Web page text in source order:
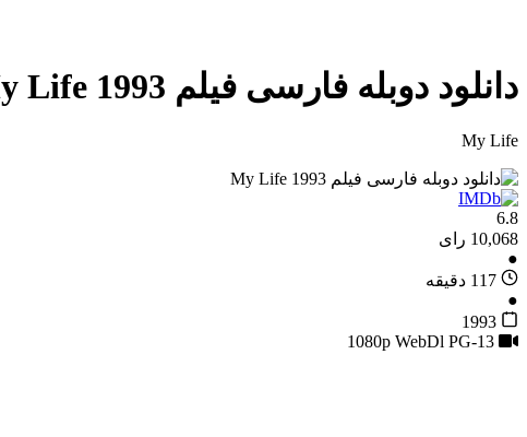
دانلود دوبله فارسی فیلم My Life 1993
My Life
6.8
10,068 رای
●
117 دقیقه
●
1993
PG-13